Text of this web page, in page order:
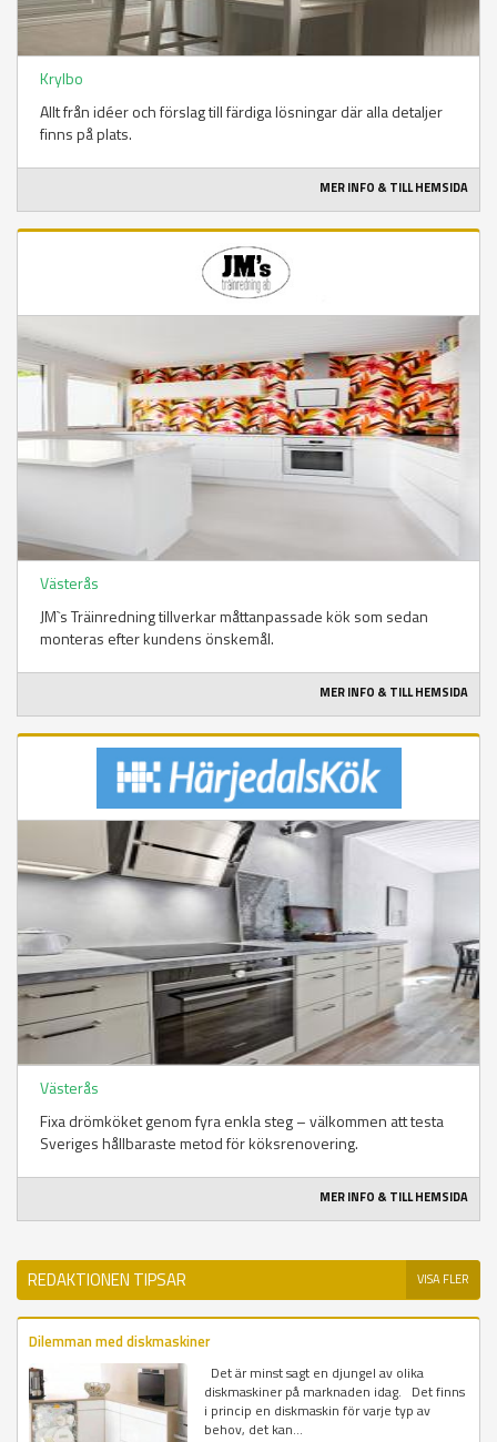
Krylbo
Allt från idéer och förslag till färdiga lösningar där alla detaljer
finns på plats.
MER INFO & TILL HEMSIDA
Västerås
JM`s Träinredning tillverkar måttanpassade kök som sedan
monteras efter kundens önskemål.
MER INFO & TILL HEMSIDA
Västerås
Fixa drömköket genom fyra enkla steg – välkommen att testa
Sveriges hållbaraste metod för köksrenovering.
MER INFO & TILL HEMSIDA
REDAKTIONEN TIPSAR VISA FLER
Dilemman med diskmaskiner
Det är minst sagt en djungel av olika
diskmaskiner på marknaden idag. Det finns
i princip en diskmaskin för varje typ av
behov, det kan...